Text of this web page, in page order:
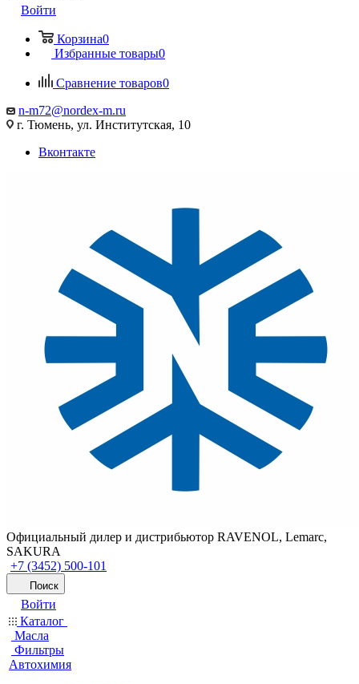
Войти
Корзина0
Избранные товары0
Сравнение товаров0
n-m72@nordex-m.ru
г. Тюмень, ул. Институтская, 10
Вконтакте
Официальный дилер и дистрибьютор RAVENOL, Lemarc,
SAKURA
+7 (3452) 500-101
Поиск
Войти
Каталог
Масла
Фильтры
Автохимия